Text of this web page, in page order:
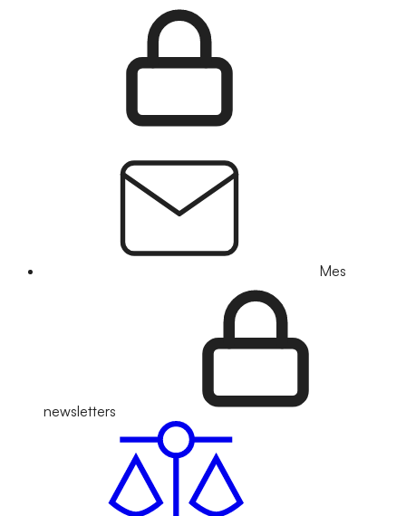
Mes
newsletters